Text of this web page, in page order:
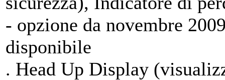
- opzione da novembre
disponibile
. Head Up Display